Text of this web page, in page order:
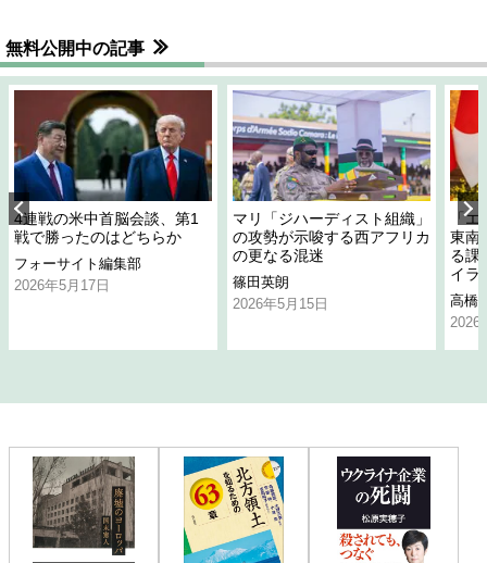
無料公開中の記事
4連戦の米中首脳会談、第1
戦で勝ったのはどちらか
フォーサイト編集部
2026年5月17日
マリ「ジハーディスト組織」
の攻勢が示唆する西アフリカ
の更なる混迷
篠田英朗
2026年5月15日
「
東南
る課
イラ
高橋
2026